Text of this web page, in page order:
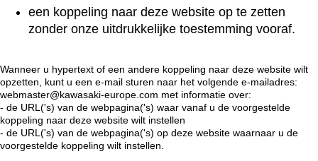
een koppeling naar deze website op te zetten
zonder onze uitdrukkelijke toestemming vooraf.
Wanneer u hypertext of een andere koppeling naar deze website wilt
opzetten, kunt u een e-mail sturen naar het volgende e-mailadres:
webmaster@kawasaki-europe.com met informatie over:
- de URL('s) van de webpagina('s) waar vanaf u de voorgestelde
koppeling naar deze website wilt instellen
- de URL('s) van de webpagina('s) op deze website waarnaar u de
voorgestelde koppeling wilt instellen.